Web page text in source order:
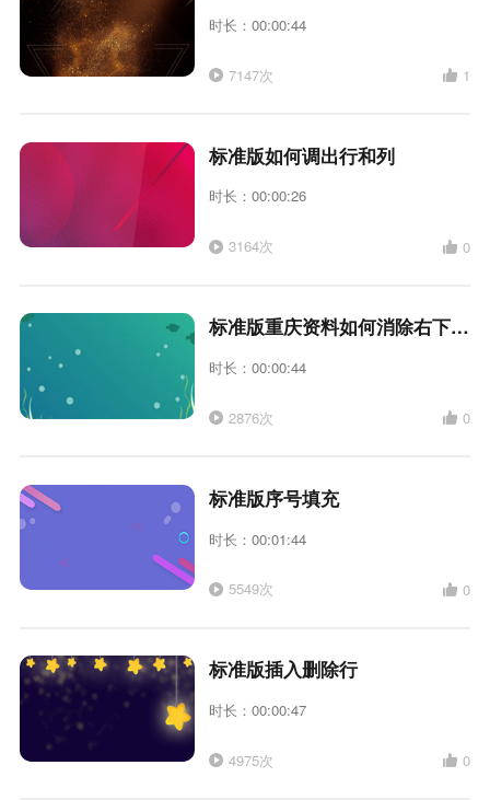
时长：00:00:44
7147次 1
标准版如何调出行和列
时长：00:00:26
3164次 0
标准版重庆资料如何消除右下角档案馆标志
时长：00:00:44
2876次 0
标准版序号填充
时长：00:01:44
5549次 0
标准版插入删除行
时长：00:00:47
4975次 0